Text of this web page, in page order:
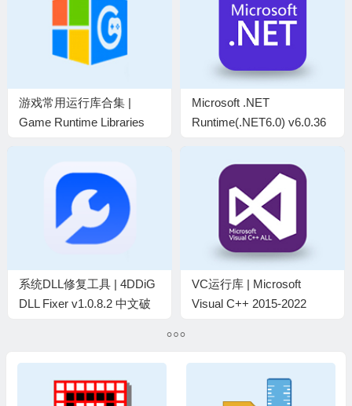
游戏常用运行库合集 |
Game Runtime Libraries
Microsoft .NET
Runtime(.NET6.0) v6.0.36
系统DLL修复工具 | 4DDiG
DLL Fixer v1.0.8.2 中文破
VC运行库 | Microsoft
Visual C++ 2015-2022